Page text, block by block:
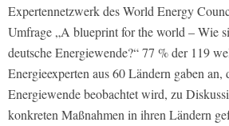
Expertennetzwerk des World Energy
Umfrage „A blueprint for the world – Wie
deutsche Energiewende?“ 77 % der 119
Energieexperten aus 60 Ländern gaben an,
Energiewende beobachtet wird, zu
konkreten Maßnahmen in ihren Ländern